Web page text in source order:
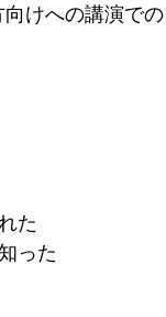
けへの講演で
た
った